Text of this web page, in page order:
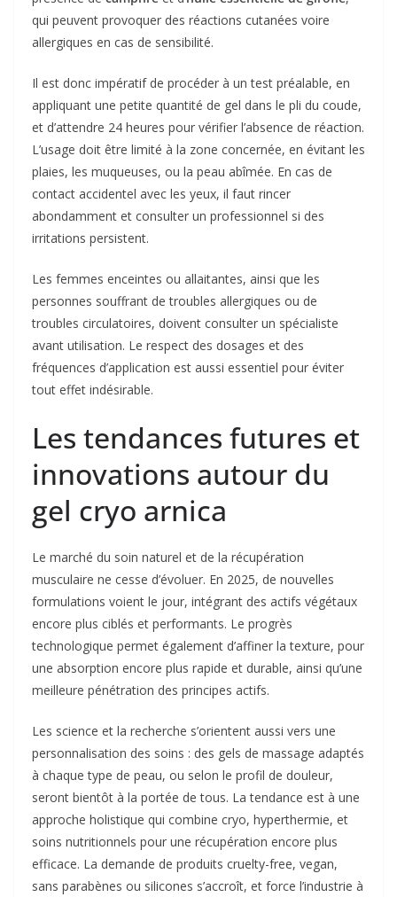
qui peuvent provoquer des réactions cutanées voire
allergiques en cas de sensibilité.
Il est donc impératif de procéder à un test préalable, en
appliquant une petite quantité de gel dans le pli du coude,
et d’attendre 24 heures pour vérifier l’absence de réaction.
L’usage doit être limité à la zone concernée, en évitant les
plaies, les muqueuses, ou la peau abîmée. En cas de
contact accidentel avec les yeux, il faut rincer
abondamment et consulter un professionnel si des
irritations persistent.
Les femmes enceintes ou allaitantes, ainsi que les
personnes souffrant de troubles allergiques ou de
troubles circulatoires, doivent consulter un spécialiste
avant utilisation. Le respect des dosages et des
fréquences d’application est aussi essentiel pour éviter
tout effet indésirable.
Les tendances futures et
innovations autour du
gel cryo arnica
Le marché du soin naturel et de la récupération
musculaire ne cesse d’évoluer. En 2025, de nouvelles
formulations voient le jour, intégrant des actifs végétaux
encore plus ciblés et performants. Le progrès
technologique permet également d’affiner la texture, pour
une absorption encore plus rapide et durable, ainsi qu’une
meilleure pénétration des principes actifs.
Les science et la recherche s’orientent aussi vers une
personnalisation des soins : des gels de massage adaptés
à chaque type de peau, ou selon le profil de douleur,
seront bientôt à la portée de tous. La tendance est à une
approche holistique qui combine cryo, hyperthermie, et
soins nutritionnels pour une récupération encore plus
efficace. La demande de produits cruelty-free, vegan,
sans parabènes ou silicones s’accroît, et force l’industrie à